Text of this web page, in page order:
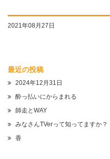
2021年08月27日
最近の投稿
2024年12月31日
酔っ払いにからまれる
師走とWAY
みなさんTVerって知ってますか？
香